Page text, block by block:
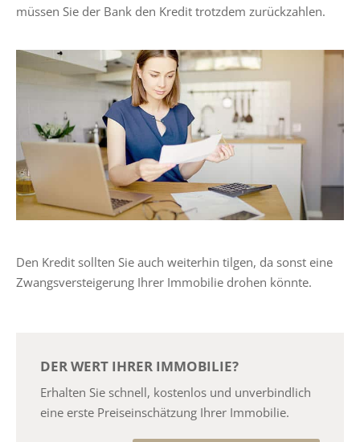
müssen Sie der Bank den Kredit trotzdem zurückzahlen.
Den Kredit sollten Sie auch weiterhin tilgen, da sonst eine
Zwangsversteigerung Ihrer Immobilie drohen könnte.
DER WERT IHRER IMMOBILIE?
Erhalten Sie schnell, kostenlos und unverbindlich
eine erste Preiseinschätzung Ihrer Immobilie.